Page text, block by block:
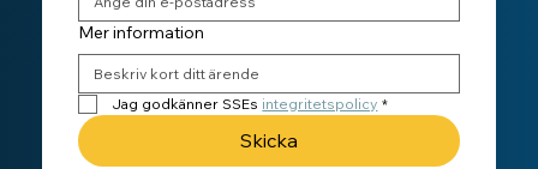
Mer information
Jag godkänner SSEs integritetspolicy *
Skicka